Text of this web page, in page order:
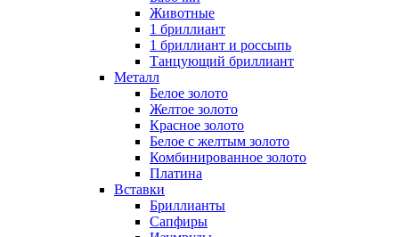
Животные
1 бриллиант
1 бриллиант и россыпь
Танцующий бриллиант
Металл
Белое золото
Желтое золото
Красное золото
Белое с желтым золото
Комбинированное золото
Платина
Вставки
Бриллианты
Сапфиры